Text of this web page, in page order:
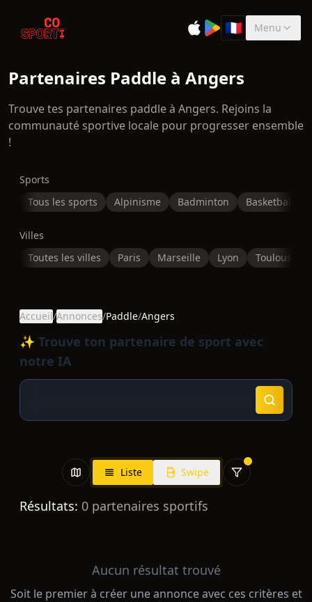
🇫🇷Sélectionner la
Menu
Partenaires Paddle à Angers
Trouve tes partenaires paddle à Angers. Rejoins la
communauté sportive locale pour progresser ensemble
!
Sports
Tous les sports
Alpinisme Badminton Basketball
Villes
Toutes les villes
Paris Marseille Lyon Toulouse
Accueil/Annonces/Paddle/Angers
✨ Trouve ton partenaire de sport avec
notre IA
Liste Swipe
Résultats: 0 partenaires sportifs
Aucun résultat trouvé
Soit le premier à créer une annonce avec ces critères et